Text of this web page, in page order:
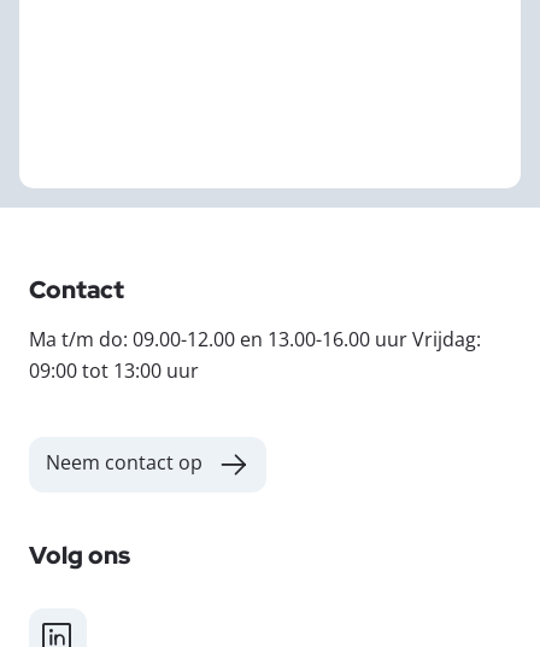
Contact
Ma t/m do: 09.00-12.00 en 13.00-16.00 uur Vrijdag:
09:00 tot 13:00 uur
Neem contact op
Volg ons
LinkedIn